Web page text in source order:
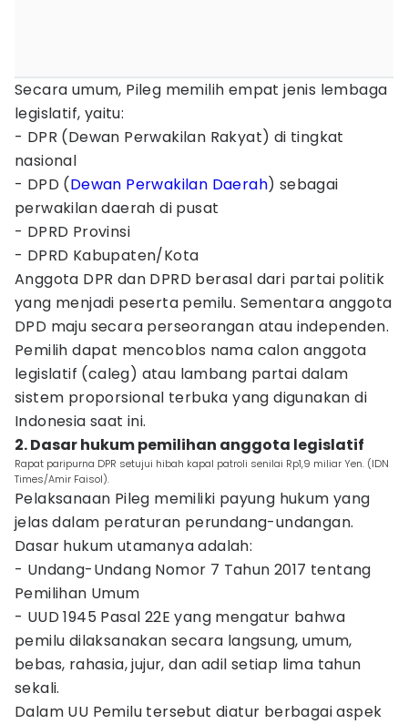
Secara umum, Pileg memilih empat jenis lembaga
legislatif, yaitu:
- DPR (Dewan Perwakilan Rakyat) di tingkat
nasional
- DPD (Dewan Perwakilan Daerah) sebagai
perwakilan daerah di pusat
- DPRD Provinsi
- DPRD Kabupaten/Kota
Anggota DPR dan DPRD berasal dari partai politik
yang menjadi peserta pemilu. Sementara anggota
DPD maju secara perseorangan atau independen.
Pemilih dapat mencoblos nama calon anggota
legislatif (caleg) atau lambang partai dalam
sistem proporsional terbuka yang digunakan di
Indonesia saat ini.
2. Dasar hukum pemilihan anggota legislatif
Rapat paripurna DPR setujui hibah kapal patroli senilai Rp1,9 miliar Yen. (IDN
Times/Amir Faisol).
Pelaksanaan Pileg memiliki payung hukum yang
jelas dalam peraturan perundang-undangan.
Dasar hukum utamanya adalah:
- Undang-Undang Nomor 7 Tahun 2017 tentang
Pemilihan Umum
- UUD 1945 Pasal 22E yang mengatur bahwa
pemilu dilaksanakan secara langsung, umum,
bebas, rahasia, jujur, dan adil setiap lima tahun
sekali.
Dalam UU Pemilu tersebut diatur berbagai aspek